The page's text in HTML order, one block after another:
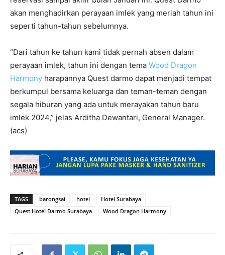
akan menghadirkan perayaan imlek yang meriah tahun ini
seperti tahun-tahun sebelumnya.
“Dari tahun ke tahun kami tidak pernah absen dalam
perayaan imlek, tahun ini dengan tema Wood Dragon
Harmony harapannya Quest darmo dapat menjadi tempat
berkumpul bersama keluarga dan teman-teman dengan
segala hiburan yang ada untuk merayakan tahun baru
imlek 2024,” jelas Arditha Dewantari, General Manager.
(acs)
TAGS barongsai hotel
Hotel Surabaya
Quest Hotel Darmo Surabaya
Wood Dragon Harmony